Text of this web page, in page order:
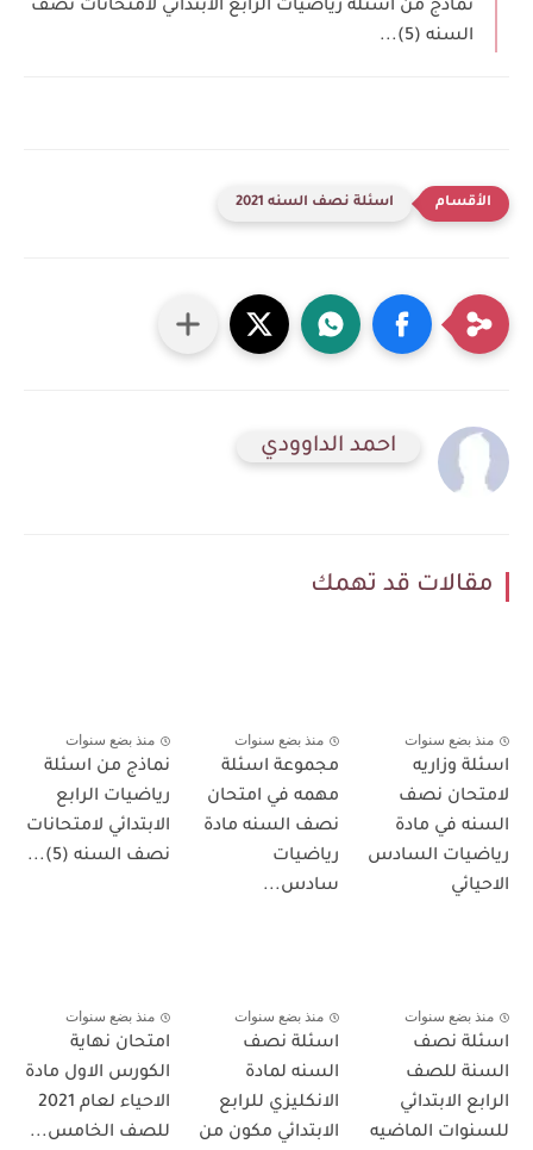
نماذج من اسئلة رياضيات الرابع الابتدائي لامتحانات نصف
السنه (5)...
اسئلة نصف السنه 2021
احمد الداوودي
مقالات قد تهمك
منذ بضع سنوات
اسئلة وزاريه
لامتحان نصف
السنه في مادة
رياضيات السادس
الاحيائي
منذ بضع سنوات
مجموعة اسئلة
مهمه في امتحان
نصف السنه مادة
رياضيات
سادس...
منذ بضع سنوات
نماذج من اسئلة
رياضيات الرابع
الابتدائي لامتحانات
نصف السنه (5)...
منذ بضع سنوات
اسئلة نصف
السنة للصف
الرابع الابتدائي
للسنوات الماضيه
منذ بضع سنوات
اسئلة نصف
السنه لمادة
الانكليزي للرابع
الابتدائي مكون من
منذ بضع سنوات
امتحان نهاية
الكورس الاول مادة
الاحياء لعام 2021
للصف الخامس...